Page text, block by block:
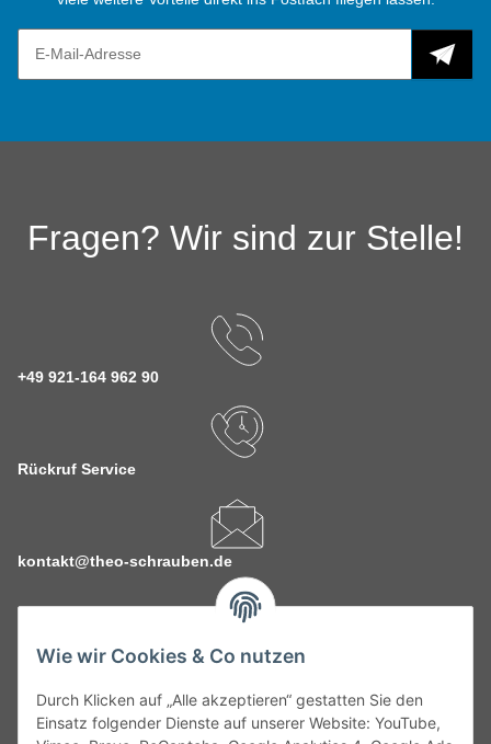
Wie wir Cookies & Co nutzen
Durch Klicken auf „Alle akzeptieren“ gestatten Sie den
Einsatz folgender Dienste auf unserer Website: YouTube,
Fragen? Wir sind zur Stelle!
+49 921-164 962 90
Rückruf Service
kontakt@theo-schrauben.de
Service